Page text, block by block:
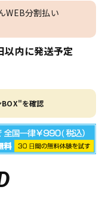
WEB分割払い
内に発送予定
BOX"を確認